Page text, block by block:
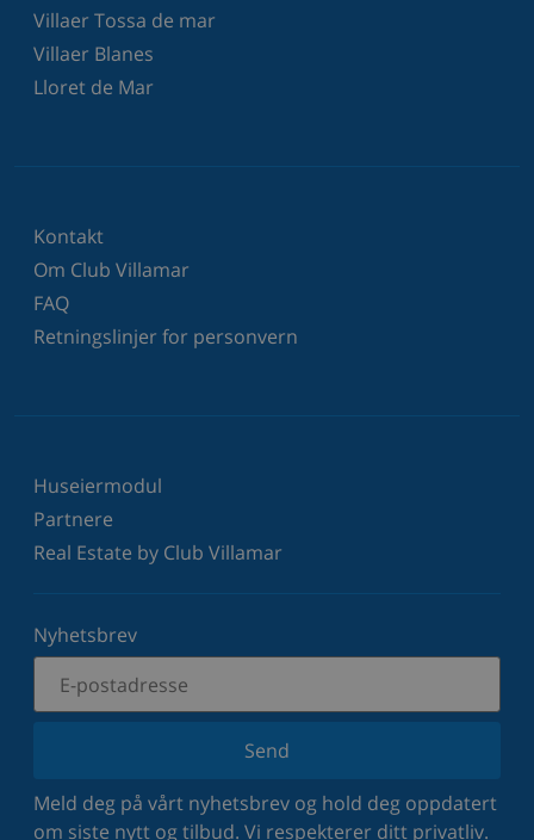
Villaer Tossa de mar
Villaer Blanes
Lloret de Mar
Kontakt
Om Club Villamar
FAQ
Retningslinjer for personvern
Huseiermodul
Partnere
Real Estate by Club Villamar
Nyhetsbrev
Send
Meld deg på vårt nyhetsbrev og hold deg oppdatert
om siste nytt og tilbud. Vi respekterer ditt privatliv.